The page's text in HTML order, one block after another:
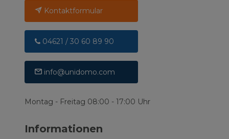
Kontaktformular
04621 / 30 60 89 90
info@unidomo.com
Montag - Freitag 08:00 - 17:00 Uhr
Informationen